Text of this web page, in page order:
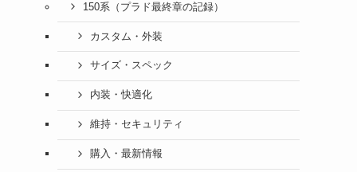
150系（プラド最終章の記録）
カスタム・外装
サイズ・スペック
内装・快適化
維持・セキュリティ
購入・最新情報